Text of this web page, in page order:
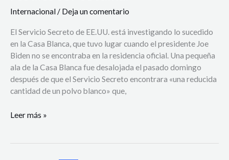
Internacional / Deja un comentario
El Servicio Secreto de EE.UU. está investigando lo sucedido
en la Casa Blanca, que tuvo lugar cuando el presidente Joe
Biden no se encontraba en la residencia oficial. Una pequeña
ala de la Casa Blanca fue desalojada el pasado domingo
después de que el Servicio Secreto encontrara «una reducida
cantidad de un polvo blanco» que,
Leer más »